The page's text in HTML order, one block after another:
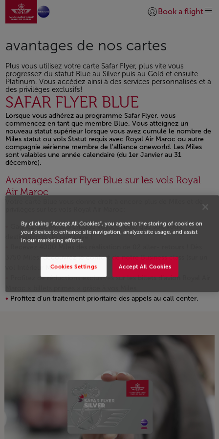
Saut au contenu principal
Aller à la page accueil
Se connecter |
Book a flight
avantages de nos cartes
Plus vous utilisez votre carte Safar Flyer, plus vite vous
progressez du statut Blue au Silver puis au Gold et ensuite
Platinum. Vous accédez ainsi à des services personnalisés et à
des privilèges exclusifs!
SAFAR FLYER BLUE
Lorsque vous adhérez au programme Safar Flyer, vous
commencez en tant que membre Blue. Vous atteignez un
nouveau statut supérieur lorsque vous avez cumulé le nombre de
Miles statut ou vols Statut requis avec Royal Air Maroc ou autre
compagnie aérienne membre de l'alliance oneworld. Les Miles
sont valables une année calendaire (du 1er Janvier au 31
décembre).
Avantages Safar Flyer Blue sur les vols Royal
Air Maroc
Gagnez des Miles à chaque voyage, quel que soit votre
destination ou le tarif payé !
3750 Miles, découvrez le confort de notre Business class (sur un
vol Intérieur Maroc)
Profitez de réductions exclusives sur les billets d’avion Royal Air
Profitez d’un traitement prioritaire des appels au call center.
By clicking “Accept All Cookies”, you agree to the storing of cookies on
your device to enhance site navigation, analyze site usage, and assist
in our marketing efforts.
Accept All Cookies
Cookies Settings